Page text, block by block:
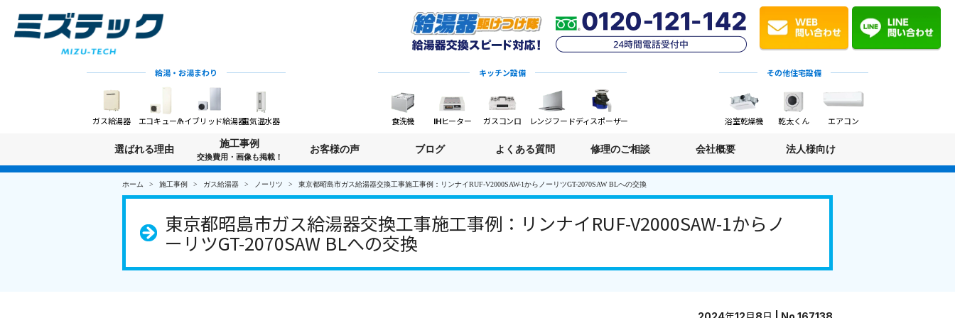
給湯・お湯まわり
ガス給湯器 エコキュートハイブリッド給湯器電気温水器
キッチン設備
食洗機 IHヒーター ガスコンロ レンジフードディスポーザー
その他住宅設備
浴室乾燥機 乾太くん エアコン
選ばれる理由
施工事例
交換費用・画像も掲載！
お客様の声 ブログ よくある質問 修理のご相談 会社概要 法人様向け
ホーム 施工事例 ガス給湯器 ノーリツ 東京都昭島市ガス給湯器交換工事施工事例：リンナイRUF-V2000SAW-1からノーリツGT-2070SAW BLへの交換
東京都昭島市ガス給湯器交換工事施工事例：リンナイRUF-V2000SAW-1からノ
ーリツGT-2070SAW BLへの交換